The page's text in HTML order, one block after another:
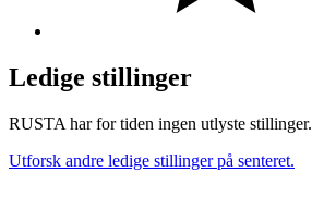
Ledige stillinger
RUSTA har for tiden ingen utlyste stillinger.
Utforsk andre ledige stillinger på senteret.